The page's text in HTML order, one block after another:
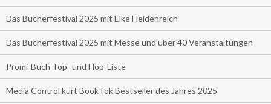
Das Bücherfestival 2025 mit Elke Heidenreich
Das Bücherfestival 2025 mit Messe und über 40 Veranstaltungen
Promi-Buch Top- und Flop-Liste
Media Control kürt BookTok Bestseller des Jahres 2025